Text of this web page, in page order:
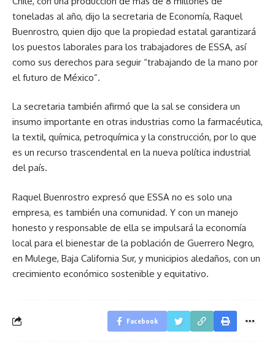
toneladas al año, dijo la secretaria de Economía, Raquel
Buenrostro, quien dijo que la propiedad estatal garantizará
los puestos laborales para los trabajadores de ESSA, así
como sus derechos para seguir “trabajando de la mano por
el futuro de México”.
La secretaria también afirmó que la sal se considera un
insumo importante en otras industrias como la farmacéutica,
la textil, química, petroquímica y la construcción, por lo que
es un recurso trascendental en la nueva política industrial
del país.
Raquel Buenrostro expresó que ESSA no es solo una
empresa, es también una comunidad. Y con un manejo
honesto y responsable de ella se impulsará la economía
local para el bienestar de la población de Guerrero Negro,
en Mulege, Baja California Sur, y municipios aledaños, con un
crecimiento económico sostenible y equitativo.
Facebook